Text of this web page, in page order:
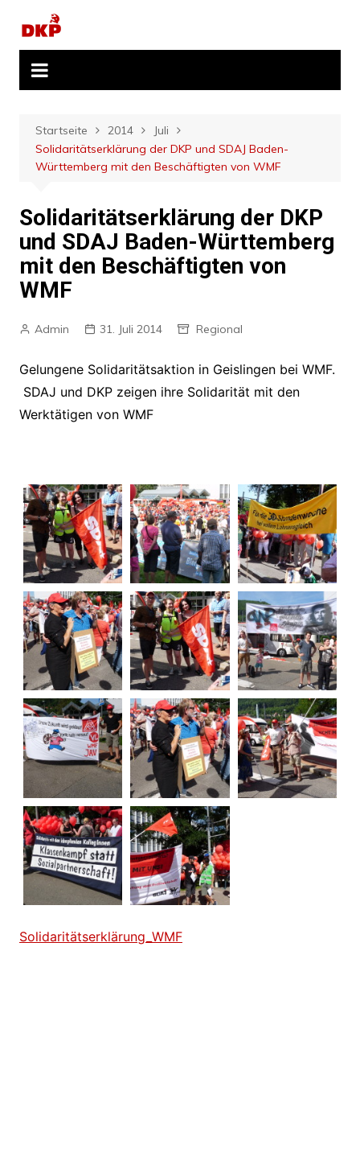
Inhalt
springen
Startseite 2014
Juli
Solidaritätserklärung der DKP und SDAJ Baden-
Württemberg mit den Beschäftigten von WMF
Solidaritätserklärung der DKP
und SDAJ Baden-Württemberg
mit den Beschäftigten von
WMF
Admin 31. Juli 2014 Regional
Gelungene Solidaritätsaktion in Geislingen bei WMF.
SDAJ und DKP zeigen ihre Solidarität mit den
Werktätigen von WMF
Solidaritätserklärung_WMF